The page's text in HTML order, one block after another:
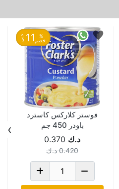
حتى 11
%
خصم
فوستر كلاركس كاسترد
باودر 450 جم
د.ك 0.370
0.420د.ك
›